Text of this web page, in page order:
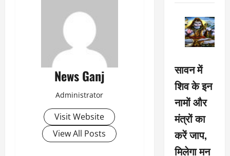
News Ganj
Administrator
Visit Website
View All Posts
सावन में
शिव के इन
नामों और
मंत्रों का
करें जाप,
मिलेगा मन